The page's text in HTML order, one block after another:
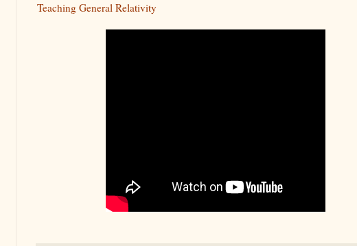
Teaching General Relativity